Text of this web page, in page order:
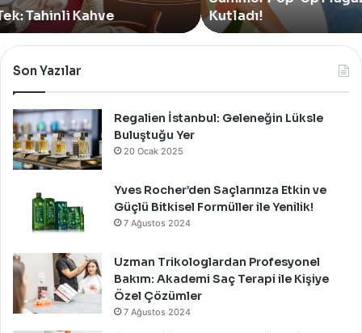
Up
Mağazasını
Özel
Bir
Kutladı!
Kutladı!
Son Yazılar
Regalien İstanbul: Geleneğin Lüksle
Buluştuğu Yer
20 Ocak 2025
Yves Rocher’den Saçlarınıza Etkin ve
Güçlü Bitkisel Formüller ile Yenilik!
7 Ağustos 2024
Uzman Trikologlardan Profesyonel
Bakım: Akademi Saç Terapi ile Kişiye
Özel Çözümler
7 Ağustos 2024